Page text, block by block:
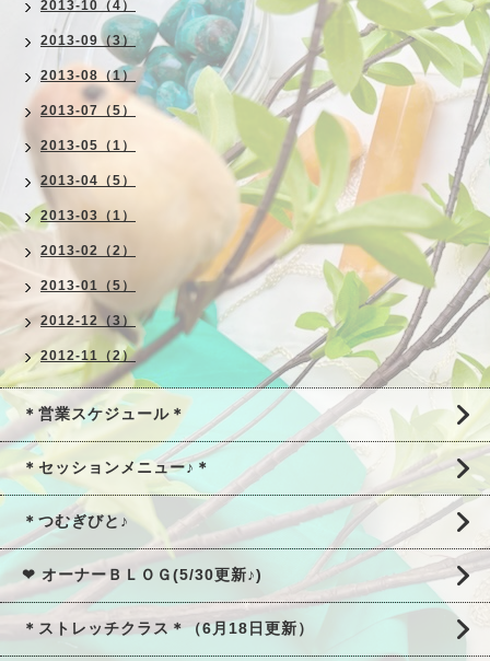
2013-10（4）
2013-09（3）
2013-08（1）
2013-07（5）
2013-05（1）
2013-04（5）
2013-03（1）
2013-02（2）
2013-01（5）
2012-12（3）
2012-11（2）
＊営業スケジュール＊
＊セッションメニュー♪＊
＊つむぎびと♪
❤ オーナーＢＬＯＧ(5/30更新♪)
＊ストレッチクラス＊（6月18日更新）